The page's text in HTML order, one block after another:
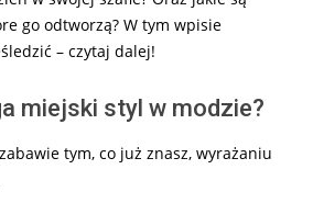
go odtworzą? W tym wpisie
– czytaj dalej!
miejski styl w modzie?
tym, co już znasz, wyrażaniu